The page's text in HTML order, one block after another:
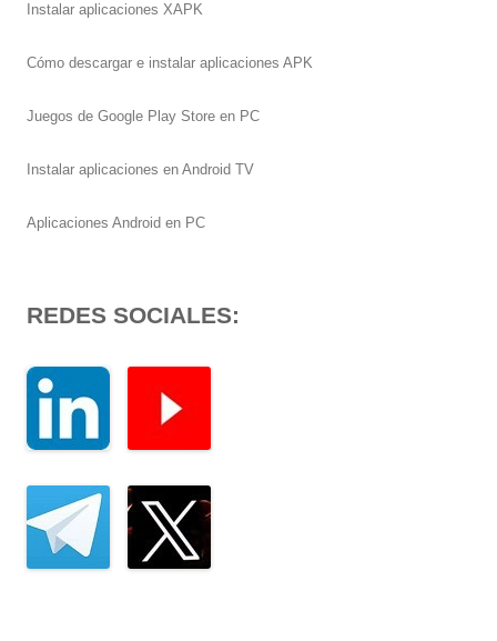
Instalar aplicaciones XAPK
Cómo descargar e instalar aplicaciones APK
Juegos de Google Play Store en PC
Instalar aplicaciones en Android TV
Aplicaciones Android en PC
REDES SOCIALES: